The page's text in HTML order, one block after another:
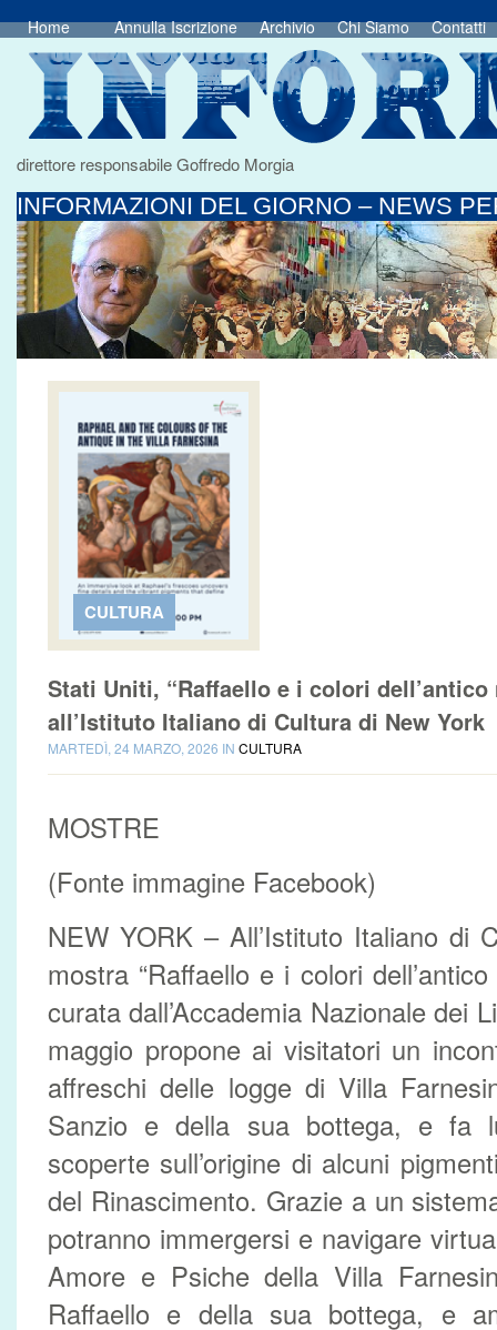
Home Annulla Iscrizione Archivio Chi Siamo Contatti
direttore responsabile Goffredo Morgia
INFORMAZIONI DEL GIORNO – NEWS
CULTURA
Stati Uniti, “Raffaello e i colori
all’Istituto Italiano di Cultura di New York
MARTEDÌ, 24 MARZO, 2026 IN CULTURA
MOSTRE
(Fonte immagine Facebook)
NEW YORK – All’Istituto Italiano di
mostra “Raffaello e i colori
curata dall’Accademia Nazionale dei
maggio propone ai visitatori un
affreschi delle logge di Villa
Sanzio e della sua bottega, e fa
scoperte sull’origine di alcuni
del Rinascimento. Grazie a un
potranno immergersi e navigare
Amore e Psiche della Villa
Raffaello e della sua bottega, e